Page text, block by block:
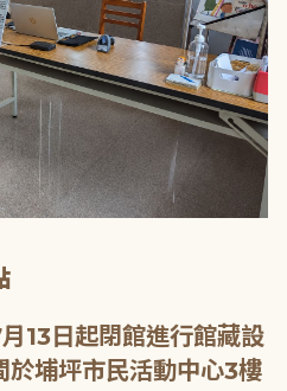
13日起閉館進行館藏設
於埔坪市民活動中心3樓